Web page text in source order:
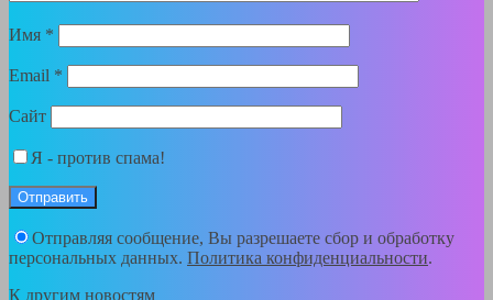
Имя *
Email *
Сайт
Я - против спама!
Отправляя сообщение, Вы разрешаете сбор и обработку
персональных данных. Политика конфиденциальности.
К другим новостям